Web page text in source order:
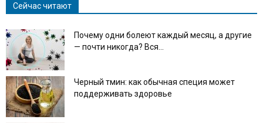
Сейчас читают
Почему одни болеют каждый месяц, а другие
— почти никогда? Вся...
Черный тмин: как обычная специя может
поддерживать здоровье